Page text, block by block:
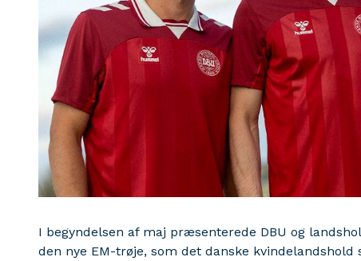
I begyndelsen af maj præsenterede DBU og
den nye EM-trøje, som det danske